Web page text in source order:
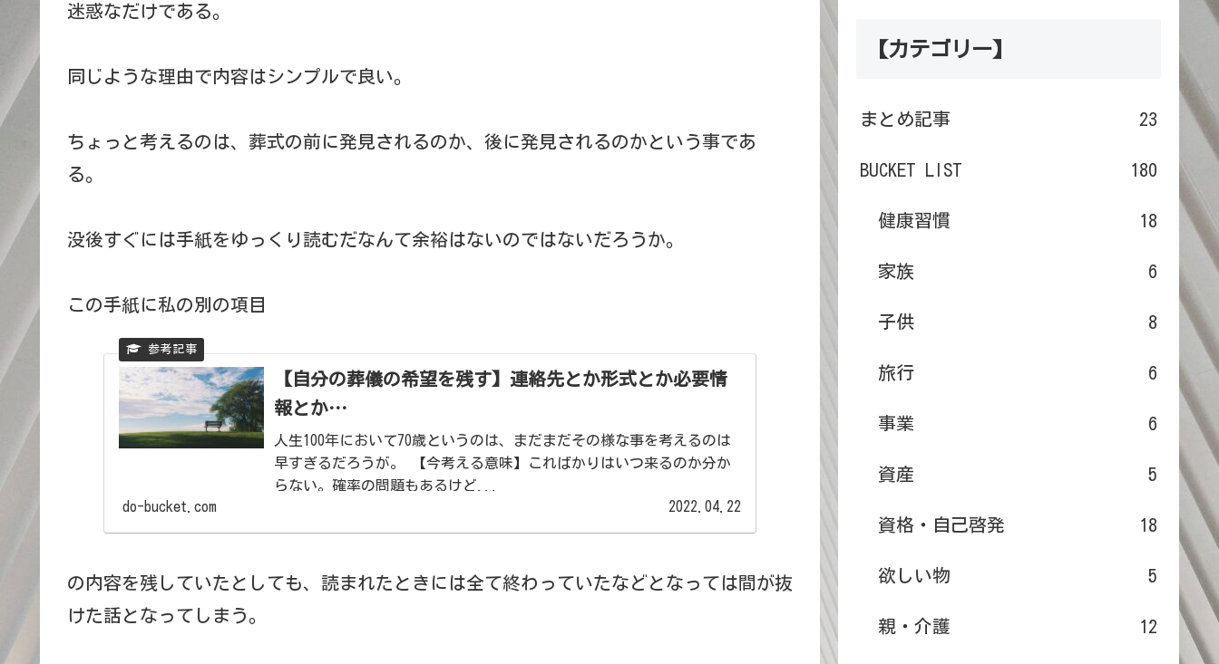
迷惑なだけである。
同じような理由で内容はシンプルで良い。
ちょっと考えるのは、葬式の前に発見されるのか、後に発見されるのかという事であ
る。
没後すぐには手紙をゆっくり読むだなんて余裕はないのではないだろうか。
この手紙に私の別の項目
【自分の葬儀の希望を残す】連絡先とか形式とか必要情
報とか…
人生100年において70歳というのは、まだまだその様な事を考えるのは
早すぎるだろうが。 【今考える意味】こればかりはいつ来るのか分か
らない。確率の問題もあるけど...
do-bucket.com
2022.04.22
の内容を残していたとしても、読まれたときには全て終わっていたなどとなっては間が抜
けた話となってしまう。
【カテゴリー】
まとめ記事 23
BUCKET LIST 180
健康習慣 18
家族 6
子供 8
旅行 6
事業 6
資産 5
資格・自己啓発 18
欲しい物 5
親・介護 12